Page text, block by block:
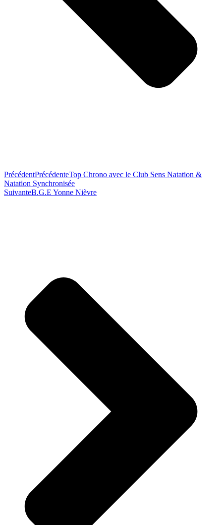
PrécédentPrécédenteTop Chrono avec le Club Sens Natation &
Natation Synchronisée
SuivanteB.G.E Yonne Nièvre